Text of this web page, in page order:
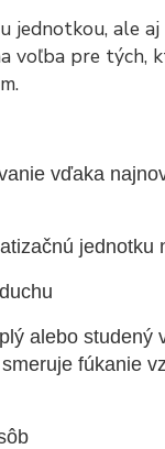
jednotkou, ale aj
voľba pre tých,
vďaka
jednotku
alebo studený
fúkanie